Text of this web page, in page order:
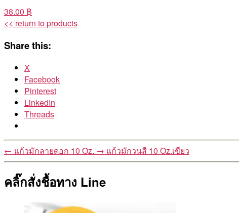
38.00 ฿
<< return to products
Share this:
X
Facebook
Pinterest
LinkedIn
Threads
← แก้วมักลายดอก 10 Oz. → แก้วมักวนสี 10 Oz.เขียว
คลิ๊กสั่งชื้อทาง Line